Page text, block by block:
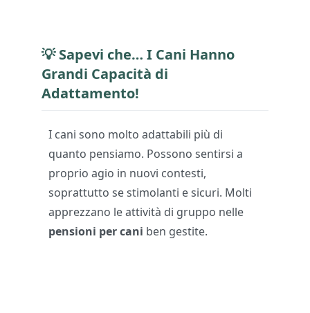
💡 Sapevi che… I Cani Hanno
Grandi Capacità di
Adattamento!
I cani sono molto adattabili più di
quanto pensiamo. Possono sentirsi a
proprio agio in nuovi contesti,
soprattutto se stimolanti e sicuri. Molti
apprezzano le attività di gruppo nelle
pensioni per cani ben gestite.